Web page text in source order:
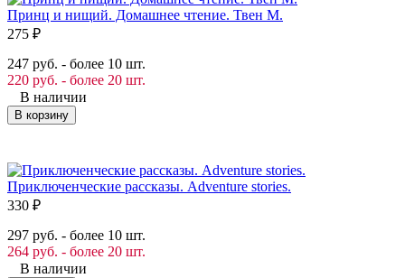
Принц и нищий. Домашнее чтение. Твен М.
275 ₽
247 руб. - более 10 шт.
220 руб. - более 20 шт.
В наличии
В корзину
Приключенческие рассказы. Adventure stories.
330 ₽
297 руб. - более 10 шт.
264 руб. - более 20 шт.
В наличии